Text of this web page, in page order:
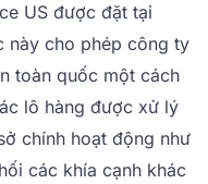
US được đặt tại
này cho phép công ty
toàn quốc một cách
lô hàng được xử lý
chính hoạt động như
các khía cạnh khác